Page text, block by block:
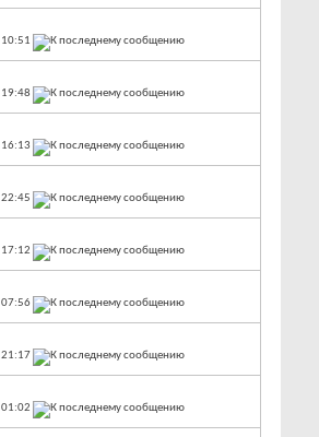
10:51
19:48
16:13
22:45
17:12
07:56
21:17
01:02